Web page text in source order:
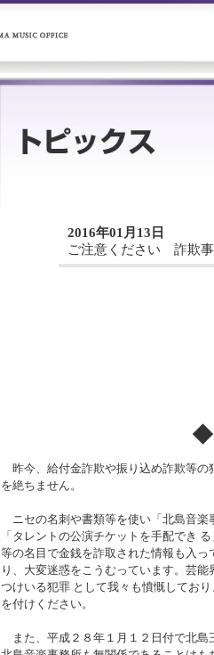
2016年01月13日
ご注意ください 詐欺事
◆
昨今、給付金詐欺や振り込め詐欺等の
を絶ちません。
ニセの名刺や書類等を使い「北島音楽
「タレントの公演チケットを手配でき
等の名目で金銭を詐取された情報も入
り、大変迷惑をこうむっています。芸
つけいる犯罪 として我々も憤慨してお
を付けください。
また、平成２８年１月１２日付で北島